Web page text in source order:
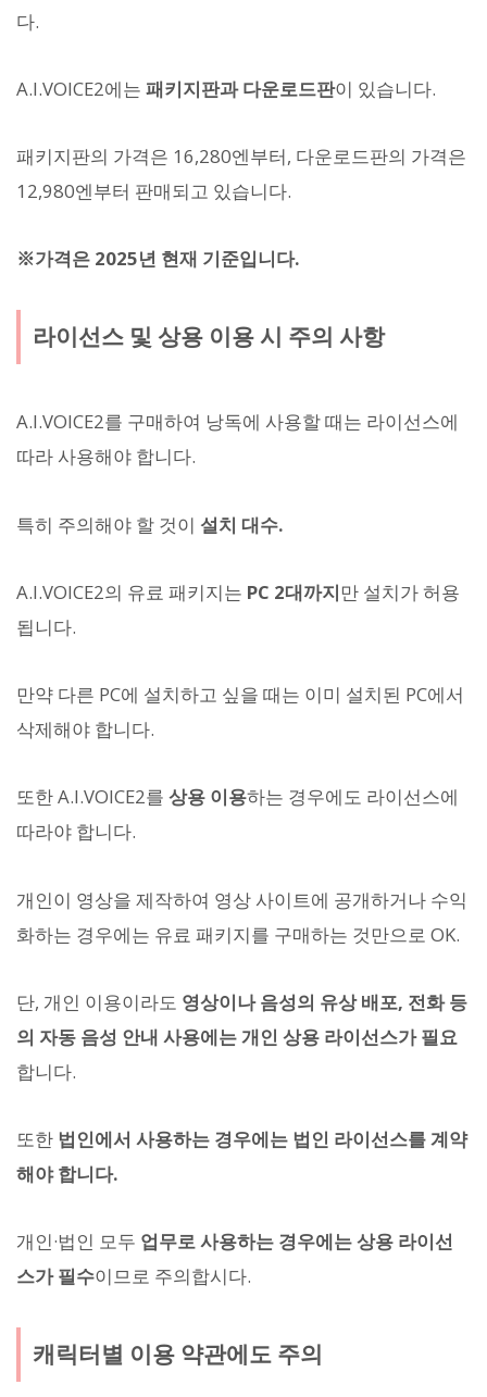
다.
A.I.VOICE2에는 패키지판과 다운로드판이 있습니다.
패키지판의 가격은 16,280엔부터, 다운로드판의 가격은
12,980엔부터 판매되고 있습니다.
※가격은 2025년 현재 기준입니다.
라이선스 및 상용 이용 시 주의 사항
A.I.VOICE2를 구매하여 낭독에 사용할 때는 라이선스에
따라 사용해야 합니다.
특히 주의해야 할 것이 설치 대수.
A.I.VOICE2의 유료 패키지는 PC 2대까지만 설치가 허용
됩니다.
만약 다른 PC에 설치하고 싶을 때는 이미 설치된 PC에서
삭제해야 합니다.
또한 A.I.VOICE2를 상용 이용하는 경우에도 라이선스에
따라야 합니다.
개인이 영상을 제작하여 영상 사이트에 공개하거나 수익
화하는 경우에는 유료 패키지를 구매하는 것만으로 OK.
단, 개인 이용이라도 영상이나 음성의 유상 배포, 전화 등
의 자동 음성 안내 사용에는 개인 상용 라이선스가 필요
합니다.
또한 법인에서 사용하는 경우에는 법인 라이선스를 계약
해야 합니다.
개인·법인 모두 업무로 사용하는 경우에는 상용 라이선
스가 필수이므로 주의합시다.
캐릭터별 이용 약관에도 주의